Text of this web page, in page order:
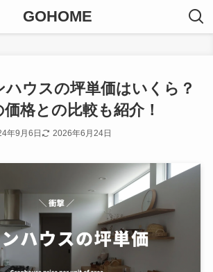
GOHOME
ハウスの坪単価はいくら？
格との比較も紹介！
年9月6日 2026年6月24日